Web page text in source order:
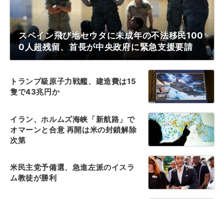
スペイン飛び地セウタに未成年の不法移民100
0人超残留、首長が中央政府に緊急支援要請
トランプ級原子力戦艦、建造費は15
隻で43兆円か
イラン、ホルムズ海峡「新航路」で
オマーンと合意 再開は米の封鎖解除
次第
米民主党予備選、急進左派のイスラ
ム教徒が勝利